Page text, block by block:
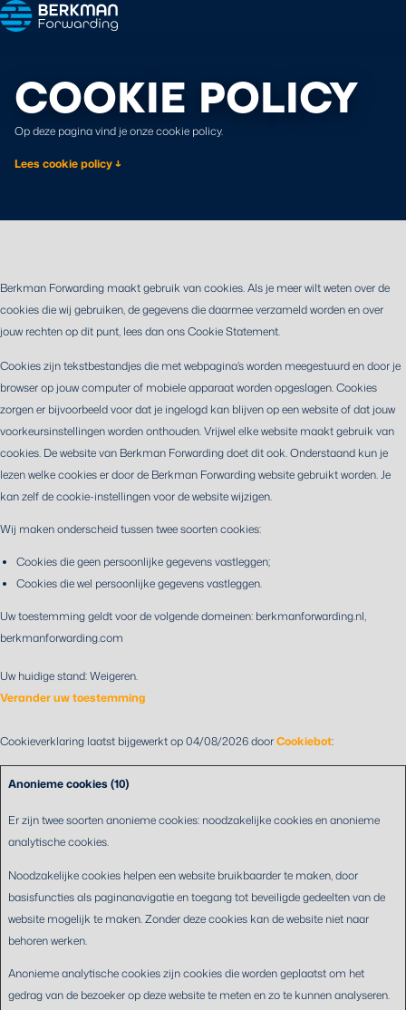
COOKIE POLICY
Op deze pagina vind je onze cookie policy.
Lees cookie policy ↓
Berkman Forwarding maakt gebruik van cookies. Als je meer wilt weten over de
cookies die wij gebruiken, de gegevens die daarmee verzameld worden en over
jouw rechten op dit punt, lees dan ons Cookie Statement.
Cookies zijn tekstbestandjes die met webpagina’s worden meegestuurd en door je
browser op jouw computer of mobiele apparaat worden opgeslagen. Cookies
zorgen er bijvoorbeeld voor dat je ingelogd kan blijven op een website of dat jouw
voorkeursinstellingen worden onthouden. Vrijwel elke website maakt gebruik van
cookies. De website van Berkman Forwarding doet dit ook. Onderstaand kun je
lezen welke cookies er door de Berkman Forwarding website gebruikt worden. Je
kan zelf de cookie-instellingen voor de website wijzigen.
Wij maken onderscheid tussen twee soorten cookies:
Cookies die geen persoonlijke gegevens vastleggen;
Cookies die wel persoonlijke gegevens vastleggen.
Uw toestemming geldt voor de volgende domeinen: berkmanforwarding.nl,
berkmanforwarding.com
Uw huidige stand: Weigeren.
Verander uw toestemming
Cookieverklaring laatst bijgewerkt op 04/08/2026 doorCookiebot:
Anonieme cookies (10)
Er zijn twee soorten anonieme cookies: noodzakelijke cookies en anonieme
analytische cookies.
Noodzakelijke cookies helpen een website bruikbaarder te maken, door
basisfuncties als paginanavigatie en toegang tot beveiligde gedeelten van de
website mogelijk te maken. Zonder deze cookies kan de website niet naar
behoren werken.
Anonieme analytische cookies zijn cookies die worden geplaatst om het
gedrag van de bezoeker op deze website te meten en zo te kunnen analyseren.